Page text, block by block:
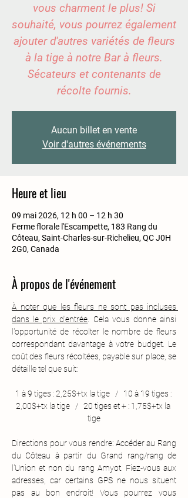
vous charment le plus! Si
souhaité, vous pourrez également
ajouter d'autres variétés de fleurs
à la tige à notre Bar à fleurs.
Sécateurs et contenants de
récolte fournis.
Aucun billet en vente
Voir d'autres événements
Heure et lieu
09 mai 2026, 12 h 00 – 12 h 30
Ferme florale l'Escampette, 183 Rang du
Côteau, Saint-Charles-sur-Richelieu, QC J0H
2G0, Canada
À propos de l'événement
À noter que les fleurs ne sont pas incluses
dans le prix d'entrée . Cela vous donne ainsi
l'opportunité de récolter le nombre de fleurs
correspondant davantage à votre budget. Le
coût des fleurs récoltées, payable sur place, se
détaille tel que suit:
1 à 9 tiges : 2,25$+tx la tige   /   10 à 19 tiges :
2,00$+tx la tige   /   20 tiges et + : 1,75$+tx la
tige
Directions pour vous rendre: Accéder au Rang
du Côteau à partir du Grand rang/rang de
l'Union et non du rang Amyot. Fiez-vous aux
adresses, car certains GPS ne nous situent
pas au bon endroit! Vous pourrez vous